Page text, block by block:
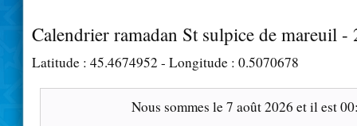
Calendrier ramadan St sulpice de mareuil -
Latitude : 45.4674952 - Longitude : 0.5070678
Nous sommes le7 août 2026 et il est